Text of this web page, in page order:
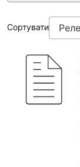
Сортувати